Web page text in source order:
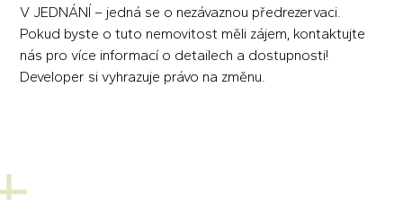
V JEDNÁNÍ – jedná se o nezávaznou předrezervaci.
Pokud byste o tuto nemovitost měli zájem, kontaktujte
nás pro více informací o detailech a dostupnosti!
Developer si vyhrazuje právo na změnu.